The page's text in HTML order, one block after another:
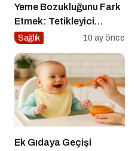
Yeme Bozukluğunu Fark
Etmek: Tetikleyici
Anlarla Yüzleşmek
Sağlık 10 ay önce
Ek Gıdaya Geçişi